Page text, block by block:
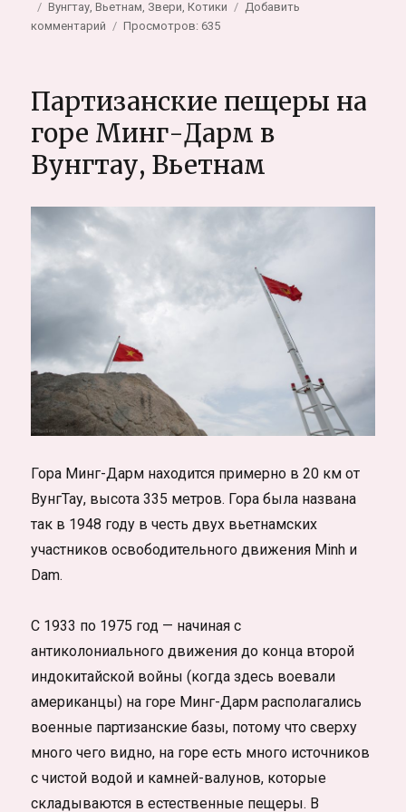
Метки
Вунгтау,Вьетнам, Звери,Котики
Добавить
комментарий
в
Вунгтау,
Вьетнам
Просмотров: 635
Партизанские пещеры на
горе Минг-Дарм в
Вунгтау, Вьетнам
Гора Минг-Дарм находится примерно в 20 км от
ВунгТау, высота 335 метров. Гора была названа
так в 1948 году в честь двух вьетнамских
участников освободительного движения Minh и
Dam.
С 1933 по 1975 год — начиная с
антиколониального движения до конца второй
индокитайской войны (когда здесь воевали
американцы) на горе Минг-Дарм располагались
военные партизанские базы, потому что сверху
много чего видно, на горе есть много источников
с чистой водой и камней-валунов, которые
складываются в естественные пещеры. В